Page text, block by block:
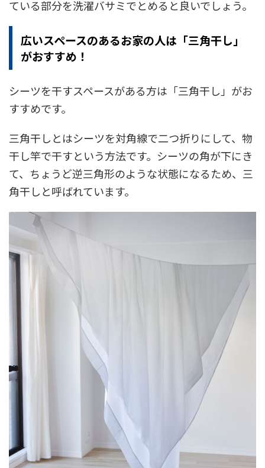
ている部分を洗濯バサミでとめると良いでしょう。
広いスペースのあるお家の人は「三角干し」
がおすすめ！
シーツを干すスペースがある方は「三角干し」がお
すすめです。
三角干しとはシーツを対角線で二つ折りにして、物
干し竿で干すという方法です。シーツの角が下にき
て、ちょうど逆三角形のような状態になるため、三
角干しと呼ばれています。